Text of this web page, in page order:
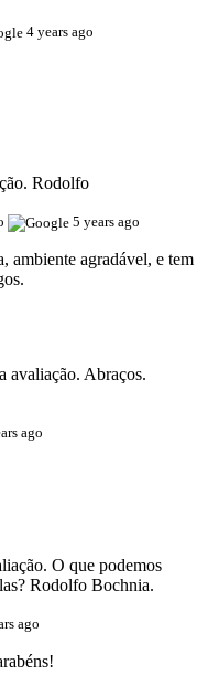
4 years ago
Rodolfo
5 years ago
ambiente agradável, e tem
avaliação. Abraços.
ago
O que podemos
Rodolfo Bochnia.
ago